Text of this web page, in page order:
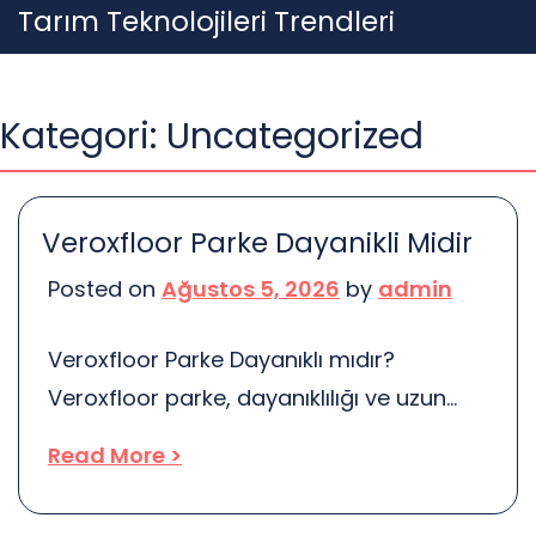
Skip
to
Tarım Teknolojileri Trendleri
Kategori: Uncategorized
Veroxfloor Parke Dayanikli Midir
Posted on Ağustos 5, 2026 by admin
Veroxfloor Parke Dayanıklı mıdır?
Veroxfloor parke, dayanıklılığı ve uzun
kaplama malzemesidir. Peki, bu parke
gerçekten ne kadar dayanıklı? İşte bu
Read More >